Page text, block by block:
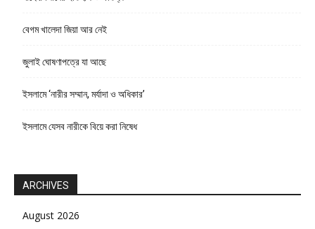
বেগম খালেদা জিয়া আর নেই
জুলাই ঘোষণাপত্রে যা আছে
ইসলামে ‘নারীর সম্মান, মর্যাদা ও অধিকার’
ইসলামে যেসব নারীকে বিয়ে করা নিষেধ
ARCHIVES
August 2026